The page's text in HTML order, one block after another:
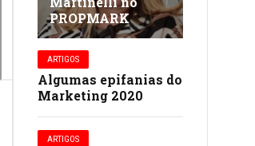
PROPMARK
ARTIGOS
Algumas epifanias do
Marketing 2020
ARTIGOS